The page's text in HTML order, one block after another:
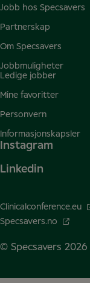
Jobb hos Specsavers
Partnerskap
Om Specsavers
Jobbmuligheter
Ledige jobber
Mine favoritter
Personvern
Informasjonskapsler
Instagram
Linkedin
Clinicalconference.eu
Specsavers.no
© Specsavers 2026